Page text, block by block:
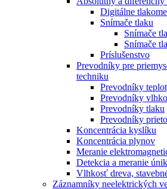
Digitálne
Snímače tlaku
Snímače
Snímače
Príslušenstvo
Prevodníky pre
techniku
Prevodníky
Prevodníky
Prevodníky tlaku
Prevodníky
Koncentrácia kyslíku
Koncentrácia plynov
Meranie
Detekcia a meranie
Vlhkosť dreva,
Záznamníky neelektrických